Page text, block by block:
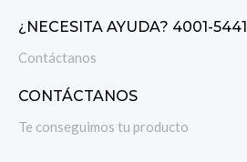
¿NECESITA AYUDA? 4001-5441
Contáctanos
CONTÁCTANOS
Te conseguimos tu producto